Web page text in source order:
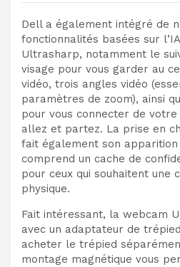
Dell a également intégré de
fonctionnalités basées sur
Ultrasharp, notamment le
visage pour vous garder au
vidéo, trois angles vidéo
paramètres de zoom), ainsi
pour vous connecter de votre
allez et partez. La prise en
fait également son
comprend un cache de
pour ceux qui souhaitent une
physique.
Fait intéressant, la webcam
avec un adaptateur de
acheter le trépied
montage magnétique vous